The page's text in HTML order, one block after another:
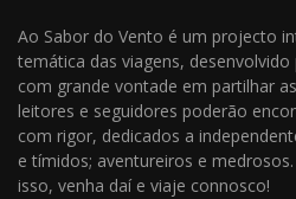
Ao Sabor do Vento é um projecto
temática das viagens,
com grande vontade em partilhar
leitores e seguidores poderão
com rigor, dedicados a
e tímidos; aventureiros e
isso, venha daí e viaje connosco!